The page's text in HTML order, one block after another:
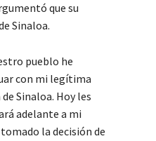
que su
Sinaloa.
pueblo he
con mi legítima
Sinaloa. Hoy les
adelante a mi
la decisión de